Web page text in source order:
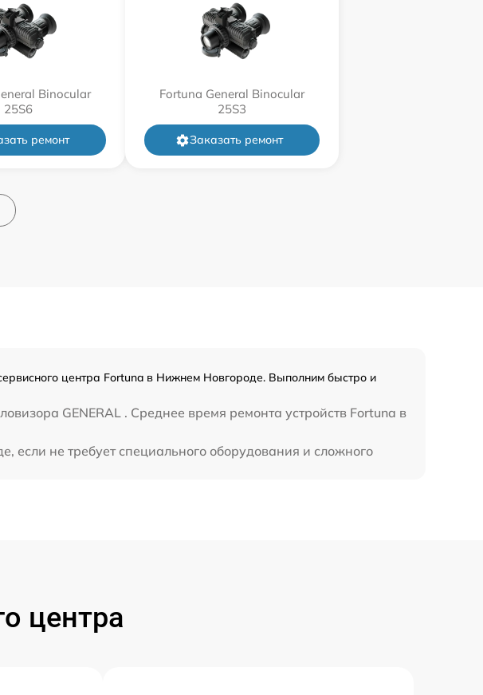
750 р
450 р
750 р
850 р
Binocular
25S6
ремонт
Fortuna General Binocular
25S3
Заказать ремонт
центра Fortuna в Нижнем Новгороде. Выполним быстро и
GENERAL . Среднее время ремонта устройств Fortuna в
если не требует специального оборудования и сложного
центра